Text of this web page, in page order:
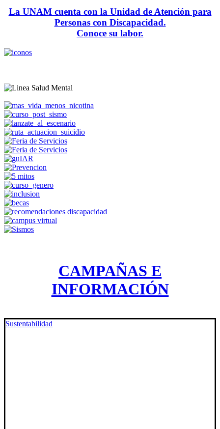
La UNAM cuenta con la Unidad de Atención para
Personas con Discapacidad.
Conoce su labor.
CAMPAÑAS E
INFORMACIÓN
Sustentabilidad